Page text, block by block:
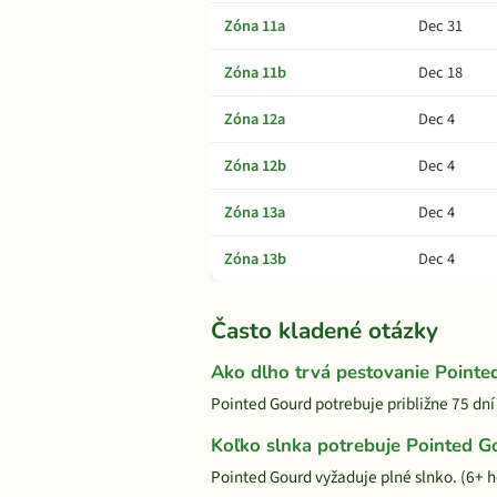
Zóna 11a
Dec 31
Zóna 11b
Dec 18
Zóna 12a
Dec 4
Zóna 12b
Dec 4
Zóna 13a
Dec 4
Zóna 13b
Dec 4
Často kladené otázky
Ako dlho trvá pestovanie
Pointed Gourd potrebuje približne 75
Koľko slnka potrebuje Pointed
Pointed Gourd vyžaduje plné slnko. (6+